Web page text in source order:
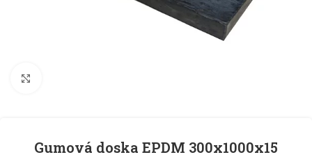
Gumová doska EPDM 300x1000x15